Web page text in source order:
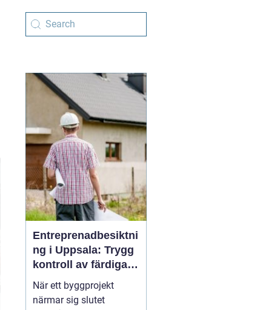
Entreprenadbesiktni
ng i Uppsala: Trygg
kontroll av färdiga
byggprojekt
När ett byggprojekt
närmar sig slutet